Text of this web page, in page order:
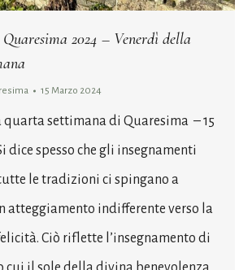
2024 – Venerdì della
15 Marzo 2024
quarta settimana di Quaresima – 15
dice spesso che gli insegnamenti
le tradizioni ci spingano a
atteggiamento indifferente verso la
Ciò riflette l’insegnamento di